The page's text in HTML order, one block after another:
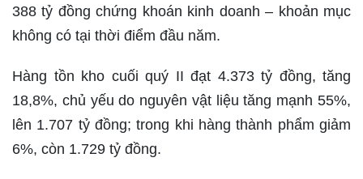
388 tỷ đồng chứng khoán kinh doanh – khoản mục
không có tại thời điểm đầu năm.
Hàng tồn kho cuối quý II đạt 4.373 tỷ đồng, tăng
18,8%, chủ yếu do nguyên vật liệu tăng mạnh 55%,
lên 1.707 tỷ đồng; trong khi hàng thành phẩm giảm
6%, còn 1.729 tỷ đồng.